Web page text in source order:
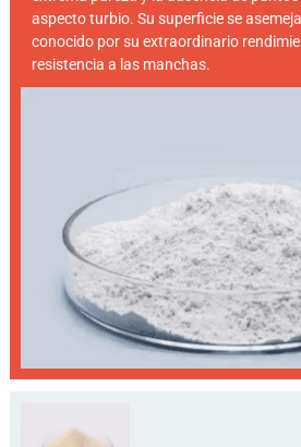
aspecto turbio. Su superficie se
conocido por su extraordinario
resistencia a las manchas.